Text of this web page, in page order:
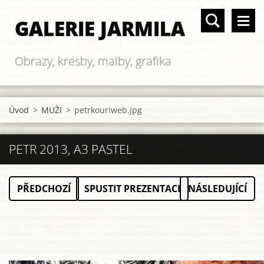
GALERIE JARMILA
Obrazy, kresby, malby, grafika
Úvod > MUŽI > petrkouriweb.jpg
PETR 2013, A3 PASTEL
PŘEDCHOZÍ SPUSTIT PREZENTACI NÁSLEDUJÍCÍ